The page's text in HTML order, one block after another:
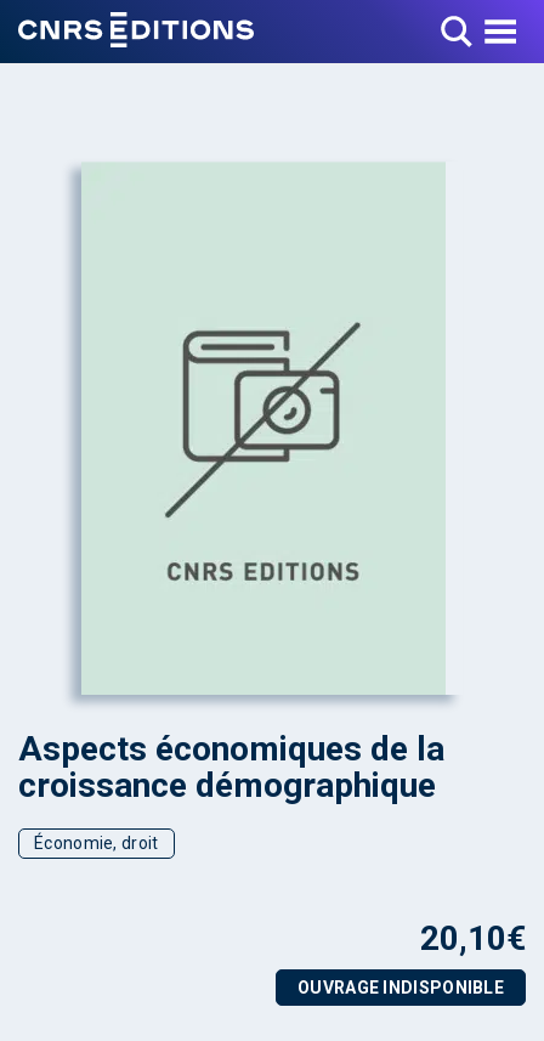
Toggle Menu
Aspects économiques de la
croissance démographique
Économie, droit
20,10€
OUVRAGE INDISPONIBLE